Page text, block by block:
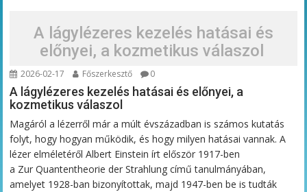
A lágylézeres kezelés hatásai és
előnyei, a kozmetikus válaszol
2026-02-17 Főszerkesztő 0
A lágylézeres kezelés hatásai és előnyei, a
kozmetikus válaszol
Magáról a lézerről már a múlt évszázadban is számos kutatás
folyt, hogy hogyan működik, és hogy milyen hatásai vannak. A
lézer elméletéről Albert Einstein írt először 1917-ben
a Zur Quantentheorie der Strahlung című tanulmányában,
amelyet 1928-ban bizonyítottak, majd 1947-ben be is tudták